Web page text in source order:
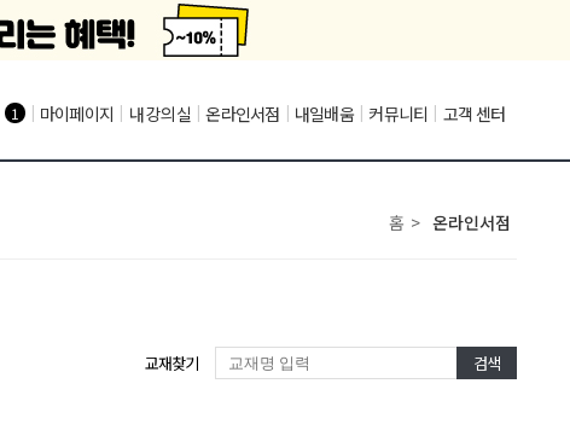
1 | 마이페이지 | 내 강의실 | 온라인서점 | 내일배움 | 커뮤니티 | 고객 센터
홈 > 온라인서점
교재찾기 검색